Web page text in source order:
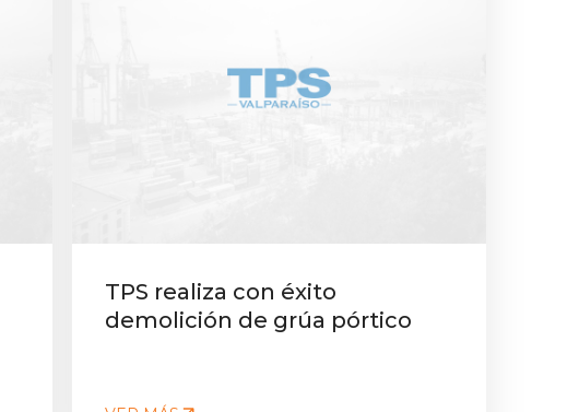
TPS realiza con éxito
demolición de grúa pórtico